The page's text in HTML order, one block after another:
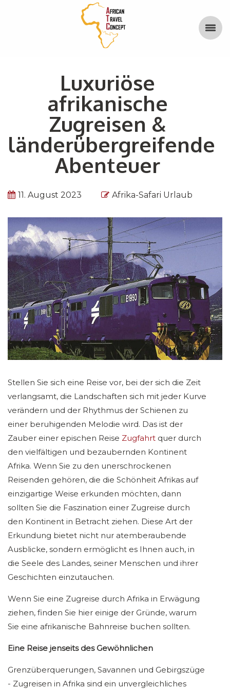
Luxuriöse
afrikanische
Zugreisen &
länderübergreifende
Abenteuer
11. August 2023 Afrika-Safari Urlaub
Stellen Sie sich eine Reise vor, bei der sich die Zeit
verlangsamt, die Landschaften sich mit jeder Kurve
verändern und der Rhythmus der Schienen zu
einer beruhigenden Melodie wird. Das ist der
Zauber einer epischen Reise Zugfahrt quer durch
den vielfältigen und bezaubernden Kontinent
Afrika. Wenn Sie zu den unerschrockenen
Reisenden gehören, die die Schönheit Afrikas auf
einzigartige Weise erkunden möchten, dann
sollten Sie die Faszination einer Zugreise durch
den Kontinent in Betracht ziehen. Diese Art der
Erkundung bietet nicht nur atemberaubende
Ausblicke, sondern ermöglicht es Ihnen auch, in
die Seele des Landes, seiner Menschen und ihrer
Geschichten einzutauchen.
Wenn Sie eine Zugreise durch Afrika in Erwägung
ziehen, finden Sie hier einige der Gründe, warum
Sie eine afrikanische Bahnreise buchen sollten.
Eine Reise jenseits des Gewöhnlichen
Grenzüberquerungen, Savannen und Gebirgszüge
- Zugreisen in Afrika sind ein unvergleichliches